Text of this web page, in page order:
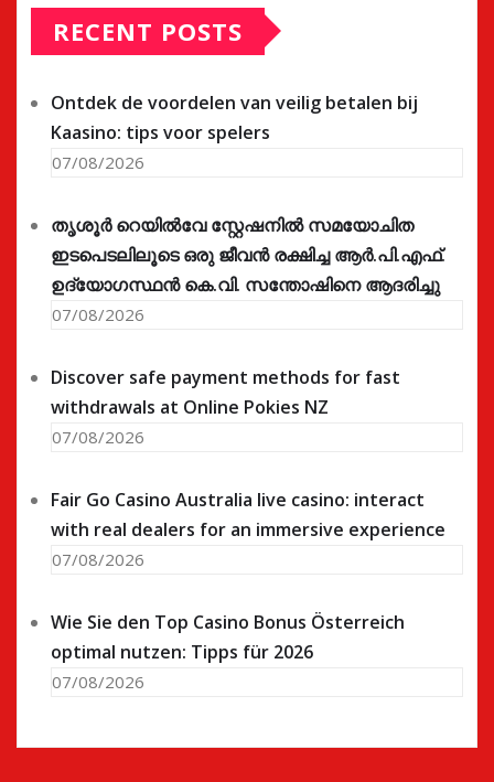
RECENT POSTS
Ontdek de voordelen van veilig betalen bij
Kaasino: tips voor spelers
07/08/2026
തൃശൂർ റെയിൽവേ സ്റ്റേഷനിൽ സമയോചിത
ഇടപെടലിലൂടെ ഒരു ജീവൻ രക്ഷിച്ച ആർ.പി.എഫ്.
ഉദ്യോഗസ്ഥൻ കെ.വി. സന്തോഷിനെ ആദരിച്ചു
07/08/2026
Discover safe payment methods for fast
withdrawals at Online Pokies NZ
07/08/2026
Fair Go Casino Australia live casino: interact
with real dealers for an immersive experience
07/08/2026
Wie Sie den Top Casino Bonus Österreich
optimal nutzen: Tipps für 2026
07/08/2026